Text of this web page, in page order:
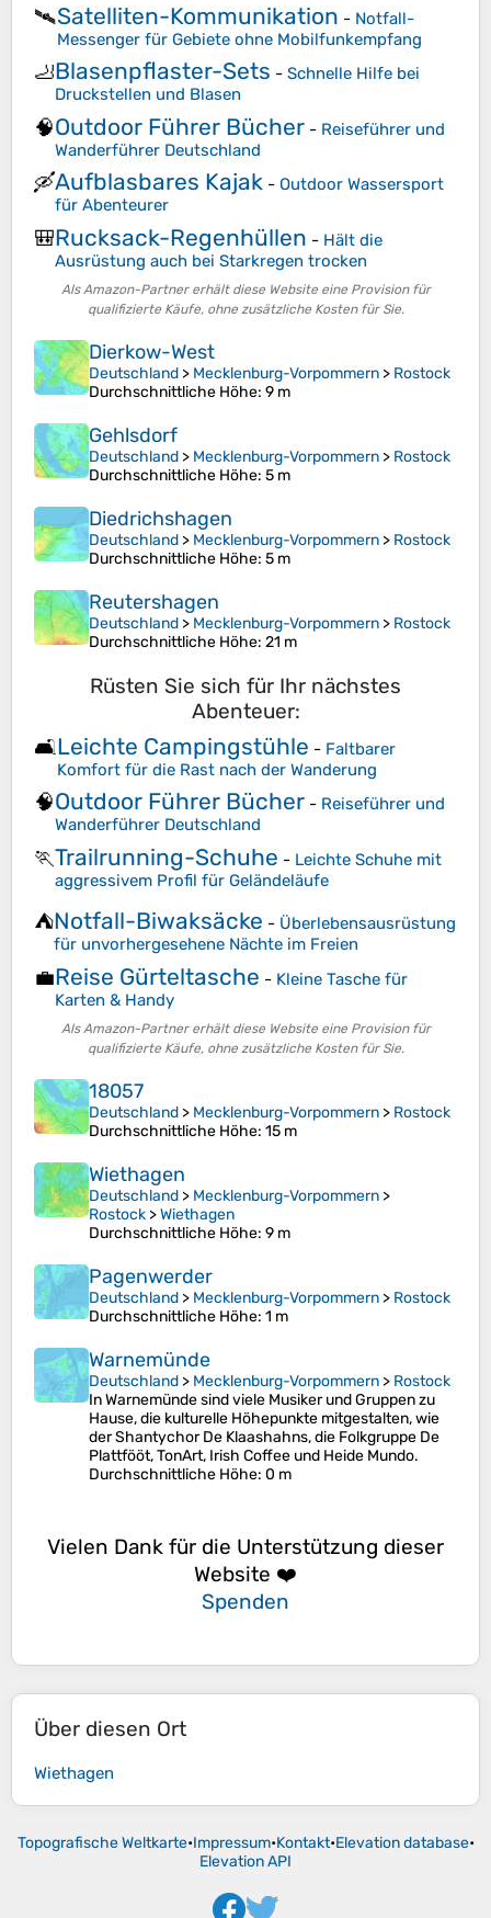
🛰️Satelliten-Kommunikation - Notfall-
Messenger für Gebiete ohne Mobilfunkempfang
🦶Blasenpflaster-Sets - Schnelle Hilfe bei
Druckstellen und Blasen
🧠Outdoor Führer Bücher - Reiseführer und
Wanderführer Deutschland
🛶Aufblasbares Kajak - Outdoor Wassersport
für Abenteurer
🎒Rucksack-Regenhüllen - Hält die
Ausrüstung auch bei Starkregen trocken
Als Amazon-Partner erhält diese Website eine Provision für
qualifizierte Käufe, ohne zusätzliche Kosten für Sie.
Dierkow-West
Deutschland > Mecklenburg-Vorpommern > Rostock
Durchschnittliche Höhe: 9 m
Gehlsdorf
Deutschland > Mecklenburg-Vorpommern > Rostock
Durchschnittliche Höhe: 5 m
Diedrichshagen
Deutschland > Mecklenburg-Vorpommern > Rostock
Durchschnittliche Höhe: 5 m
Reutershagen
Deutschland > Mecklenburg-Vorpommern > Rostock
Durchschnittliche Höhe: 21 m
Rüsten Sie sich für Ihr nächstes
Abenteuer:
🛋️Leichte Campingstühle - Faltbarer
Komfort für die Rast nach der Wanderung
🧠Outdoor Führer Bücher - Reiseführer und
Wanderführer Deutschland
🏃Trailrunning-Schuhe - Leichte Schuhe mit
aggressivem Profil für Geländeläufe
⛺Notfall-Biwaksäcke - Überlebensausrüstung
für unvorhergesehene Nächte im Freien
💼Reise Gürteltasche - Kleine Tasche für
Karten & Handy
Als Amazon-Partner erhält diese Website eine Provision für
qualifizierte Käufe, ohne zusätzliche Kosten für Sie.
18057
Deutschland > Mecklenburg-Vorpommern > Rostock
Durchschnittliche Höhe: 15 m
Wiethagen
Deutschland > Mecklenburg-Vorpommern >
Rostock >Wiethagen
Durchschnittliche Höhe: 9 m
Pagenwerder
Deutschland > Mecklenburg-Vorpommern > Rostock
Durchschnittliche Höhe: 1 m
Warnemünde
Deutschland > Mecklenburg-Vorpommern > Rostock
In Warnemünde sind viele Musiker und Gruppen zu
Hause, die kulturelle Höhepunkte mitgestalten, wie
der Shantychor De Klaashahns, die Folkgruppe De
Plattfööt, TonArt, Irish Coffee und Heide Mundo.
Durchschnittliche Höhe: 0 m
Vielen Dank für die Unterstützung dieser
Website ❤️
Spenden
Über diesen Ort
Wiethagen
Topografische Weltkarte•Impressum•Kontakt•Elevation database•
Elevation API